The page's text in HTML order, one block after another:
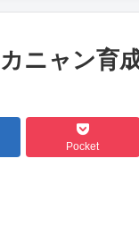
ニャン育
Pocket